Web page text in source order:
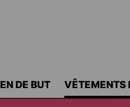
DE BUT VÊTEMENTS